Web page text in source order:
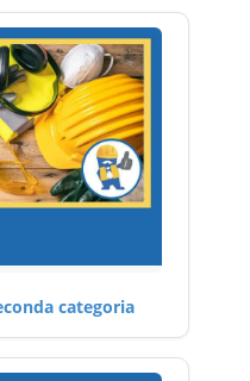
categoria